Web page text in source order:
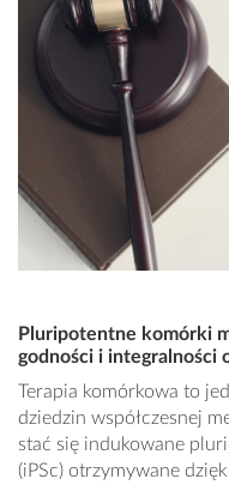
Pluripotentne komórki
godności i integralności
Terapia komórkowa to
dziedzin współczesnej
stać się indukowane
(iPSc) otrzymywane